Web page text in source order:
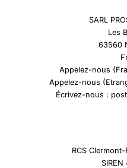
SARL
Les
63560
Appelez-nous
Appelez-nous
Écrivez-nous :
RCS
SIREN